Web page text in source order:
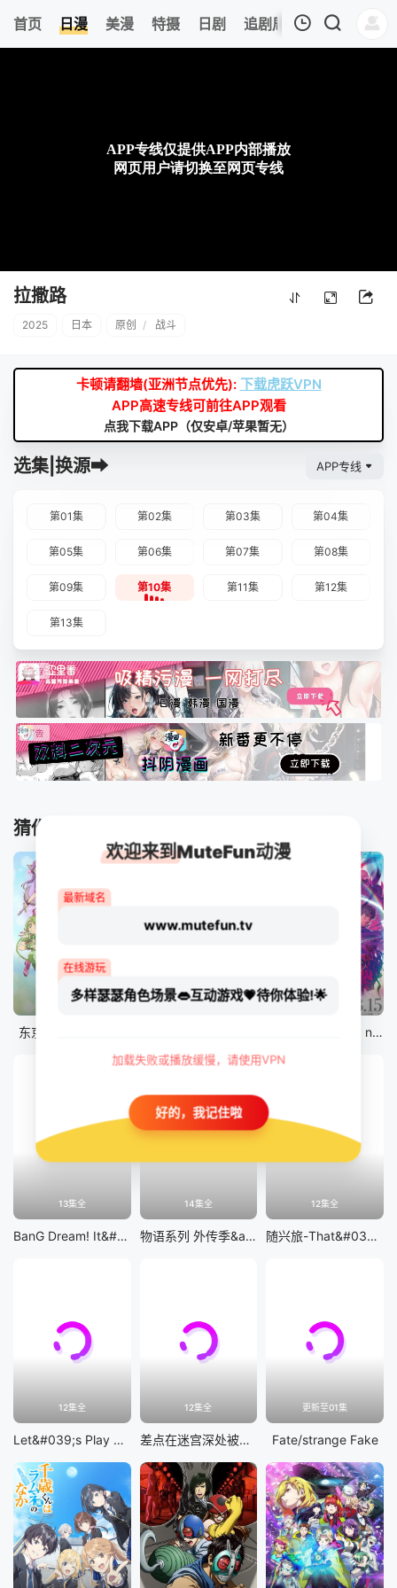
首页 日漫 美漫 特摄 日剧 追剧周表 今日更新
拉撒路
2025 日本 原创 / 战斗
卡顿请翻墙(亚洲节点优先): 下载虎跃VPN
APP高速专线可前往APP观看
点我下载APP（仅安卓/苹果暂无）
选集|换源➡ APP专线
第01集 第02集 第03集 第04集
第05集 第06集 第07集 第08集
第09集 第10集 第11集 第12集
第13集
猜你喜欢
12集全
东京猫猫 NEW～♡
12集全 剧场版
剧场版 Fate/stay night [Heaven&#039;s Feel] III.spring song
13集全
BanG Dream! It&#039;s MyGO!!!!!
14集全
物语系列 外传季&amp;怪物季
12集全
随兴旅-That&#039;s Journey-
12集全
Let&#039;s Play 充满挑战的人生
12集全
差点在迷宫深处被信任的伙伴杀掉，但靠着天赐技能「无限扭蛋」获得等级9999的伙伴，我要向前队友和世界展开复仇&amp;「给他们好看！」
更新至01集
Fate/strange Fake
欢迎来到MuteFun动漫
最新域名
www.mutefun.tv
在线游玩
多样瑟瑟角色场景👄互动游戏💗待你体验!🌟
加载失败或播放缓慢，请使用VPN
好的，我记住啦